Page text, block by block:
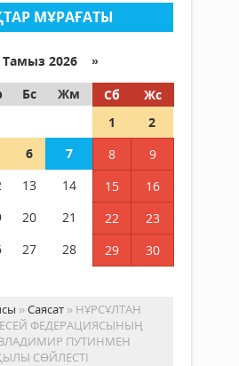
МҰРАҒАТЫ
2026 »
Бс Жм Сб
Жс
1
2
6 7 8
9
13 14 15
16
20 21 22
23
27 28 29
30
»Саясат » НҰРСҰЛТАН
ФЕДЕРАЦИЯСЫНЫҢ
ВЛАДИМИР ПУТИНМЕН
СӨЙЛЕСТІ